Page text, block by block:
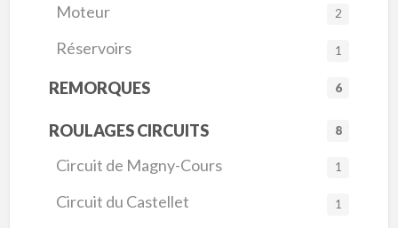
Moteur 2
Réservoirs 1
REMORQUES 6
ROULAGES CIRCUITS 8
Circuit de Magny-Cours 1
Circuit du Castellet 1